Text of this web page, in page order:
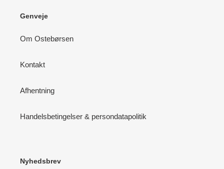
Genveje
Om Ostebørsen
Kontakt
Afhentning
Handelsbetingelser & persondatapolitik
Nyhedsbrev